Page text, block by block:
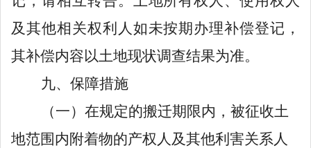
及其他相关权利人如未按期办理补偿登记，
其补偿内容以土地现状调查结果为准。
九、 保障措施
（一） 在规定的搬迁期限内，被征收土
地范围内附着物的产权人及其他利害关系人